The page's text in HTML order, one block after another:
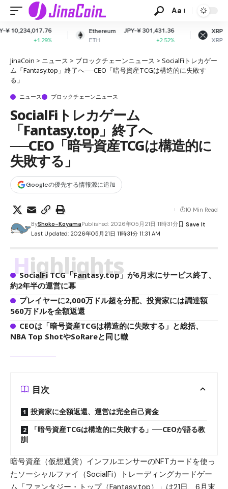
Aa
Ethereum
ETH
JPY-¥ 301,431.36
XRP
XRP
JPY-¥ 165.59
-1.39%
JinaCoin > ニュース > ブロックチェーンニュース > SocialFiトレカゲー
ム「Fantasy.top」終了へ──CEO「暗号資産TCGは構造的に失敗す
る」
ニュース ブロックチェーンニュース
SocialFiトレカゲーム
「Fantasy.top」終了へ
──CEO「暗号資産TCGは構造的に
失敗する」
Googleの優先する情報源に追加
Last Updated: 2026年05月21日 11時31分 11:31 AM
ByShoko-KoyamaPublished: 2026年05月21日 11時31分
10 Min Read
Highlights
SocialFi TCG「Fantasy.top」が6月末にサービス終了、
約2年半の運営に幕
プレイヤーに2,000万ドル超を分配、投資家には調達額
560万ドルを全額返還
CEOは「暗号資産TCGは構造的に失敗する」と総括、
NBA Top ShotやSoRareと同じ轍
目次
投資家に全額返還、運営は完全自己資金
「暗号資産TCGは構造的に失敗する」──CEOが語る教
訓
暗号資産（仮想通貨）インフルエンサーのNFTカードを使っ
たソーシャルファイ（SocialFi）トレーディングカードゲー
ム「ファンタジー・トップ（Fantasy.top）」は21日、6月末